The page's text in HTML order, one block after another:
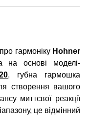
гармоніку Hohner
на основі моделі-
, губна гармошка
створення вашого
миттєвої реакції
це відмінний